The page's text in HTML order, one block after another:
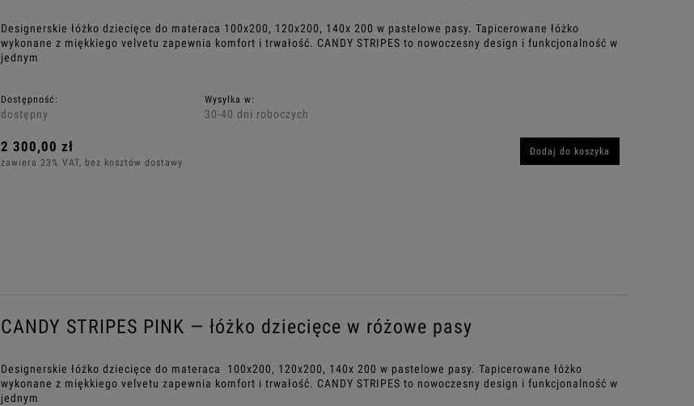
Designerskie łóżko dziecięce do materaca 100x200, 120x200, 140x 200 w pastelowe pasy. Tapicerowane łóżko
wykonane z miękkiego velvetu zapewnia komfort i trwałość. CANDY STRIPES to nowoczesny design i funkcjonalność w
jednym
Dostępność:
dostępny
Wysyłka w:
30-40 dni roboczych
2 300,00 zł
zawiera 23% VAT, bez kosztów dostawy
Dodaj do koszyka
CANDY STRIPES PINK — łóżko dziecięce w różowe pasy
Designerskie łóżko dziecięce do materaca 100x200, 120x200, 140x 200 w pastelowe pasy. Tapicerowane łóżko
wykonane z miękkiego velvetu zapewnia komfort i trwałość. CANDY STRIPES to nowoczesny design i funkcjonalność w
jednym